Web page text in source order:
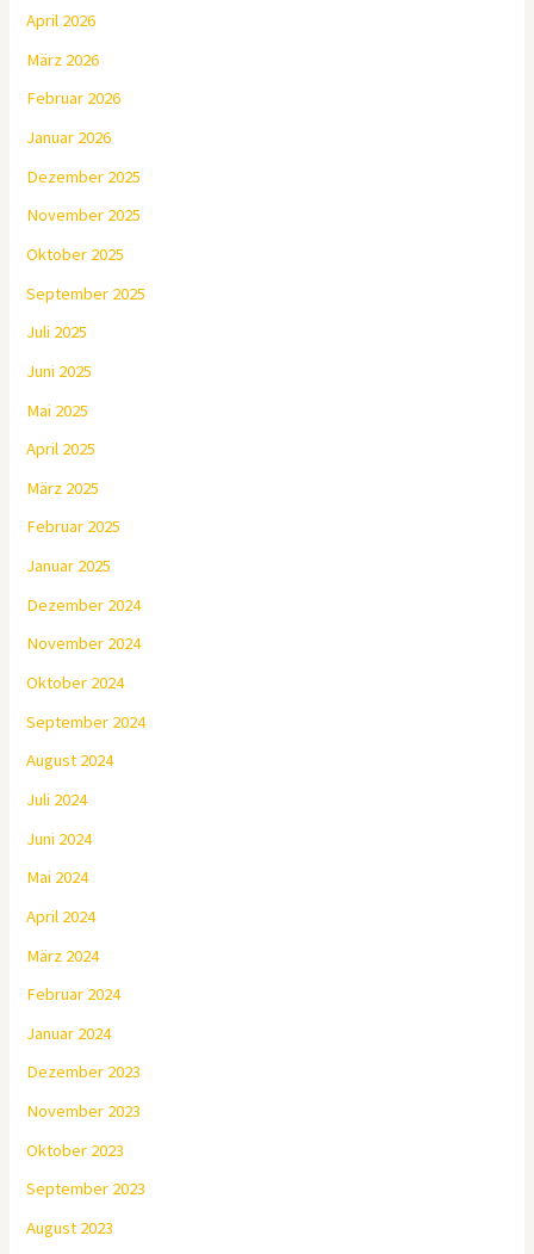
April 2026
März 2026
Februar 2026
Januar 2026
Dezember 2025
November 2025
Oktober 2025
September 2025
Juli 2025
Juni 2025
Mai 2025
April 2025
März 2025
Februar 2025
Januar 2025
Dezember 2024
November 2024
Oktober 2024
September 2024
August 2024
Juli 2024
Juni 2024
Mai 2024
April 2024
März 2024
Februar 2024
Januar 2024
Dezember 2023
November 2023
Oktober 2023
September 2023
August 2023